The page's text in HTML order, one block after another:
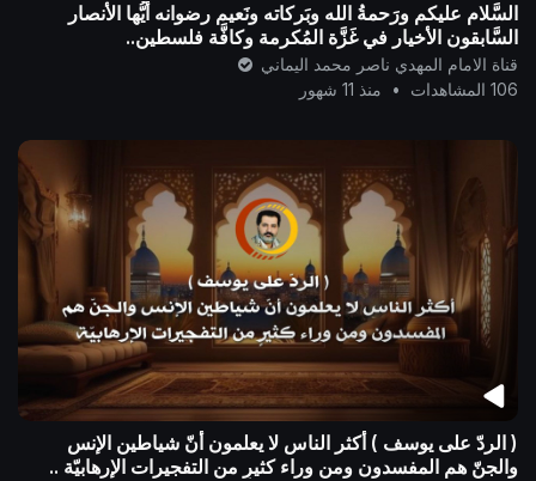
السَّلام عليكم ورَحمةُ الله وبَركاته ونَعيم رضوانه أيُّها الأنصار
السَّابقون الأخيار في غَزَّة المُكرمة وكافَّة فلسطين..
قناة الامام المهدي ناصر محمد اليماني
106 المشاهدات
• منذ 11 شهور
( الردّ على يوسف ) أكثر الناس لا يعلمون أنّ شياطين الإنس
والجنّ هم المفسدون ومن وراء كثيرٍ من التفجيرات الإرهابيّة ..